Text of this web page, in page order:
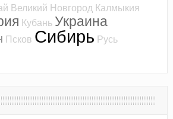
Великий Новгород Калмыкия
Кубань Украина
Псков Сибирь Русь